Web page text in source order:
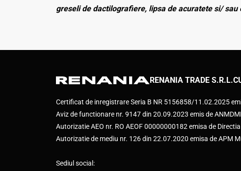
greseli de dactilografiere, lipsa de acuratete si/
RENANIA TRADE S.R.L.
Certificat de inregistrare Seria B NR 5156858/11.02.2025
Aviz de functionare nr. 9147 din 20.09.2023 emis de
Autorizatie AEO nr. RO AEOF 00000000182 emisa de
Autorizatie de mediu nr. 126 din 22.07.2020 emisa de APM
Sediul social: